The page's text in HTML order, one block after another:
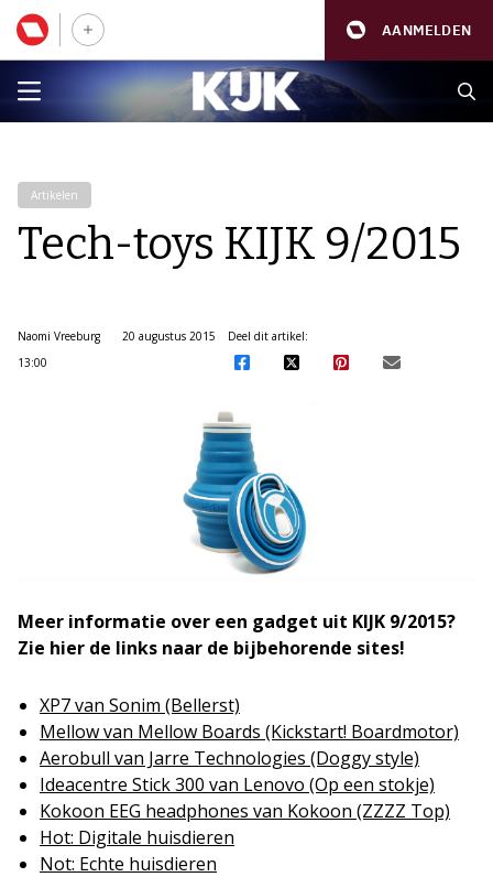
AANMELDEN
Artikelen
Tech-toys KIJK 9/2015
Naomi Vreeburg
20 augustus 2015
13:00
Deel dit artikel:
Meer informatie over een gadget uit KIJK 9/2015?
Zie hier de links naar de bijbehorende sites!
XP7 van Sonim (Bellerst)
Mellow van Mellow Boards (Kickstart! Boardmotor)
Aerobull van Jarre Technologies (Doggy style)
Ideacentre Stick 300 van Lenovo (Op een stokje)
Kokoon EEG headphones van Kokoon (ZZZZ Top)
Hot: Digitale huisdieren
Not: Echte huisdieren